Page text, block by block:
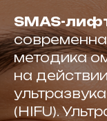
SMAS-
методика
на
(HIFU).